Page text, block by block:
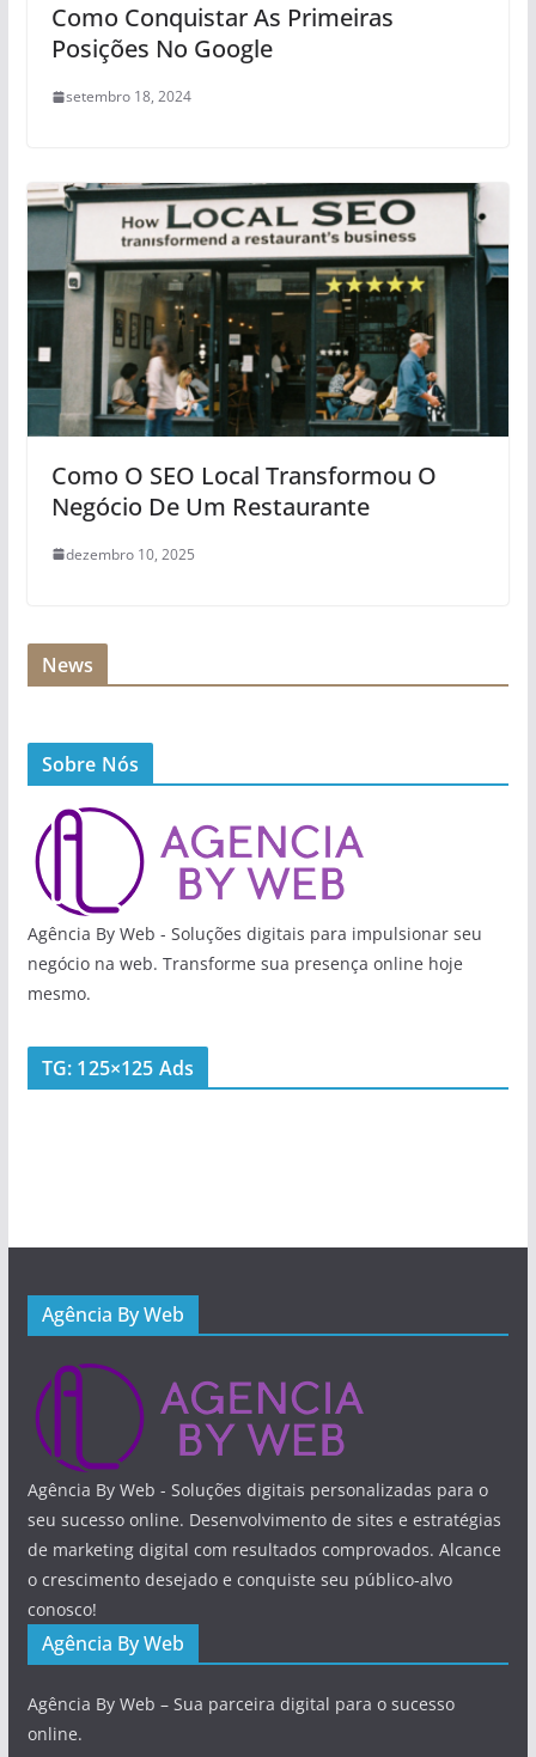
Como Conquistar As Primeiras
Posições No Google
setembro 18, 2024
Como O SEO Local Transformou O
Negócio De Um Restaurante
dezembro 10, 2025
News
Sobre Nós
Agência By Web - Soluções digitais para impulsionar seu
negócio na web. Transforme sua presença online hoje
mesmo.
TG: 125×125 Ads
Agência By Web
Agência By Web - Soluções digitais personalizadas para o
seu sucesso online. Desenvolvimento de sites e estratégias
de marketing digital com resultados comprovados. Alcance
o crescimento desejado e conquiste seu público-alvo
conosco!
Agência By Web
Agência By Web – Sua parceira digital para o sucesso
online.